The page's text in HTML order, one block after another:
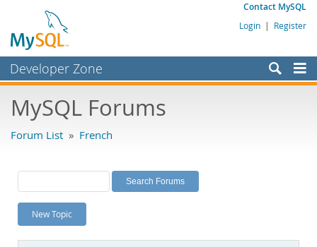
Contact MySQL
Login | Register
Developer Zone
Bugs
Labs
Planet MySQL
News and Events
MySQL Forums
Forum List » French
New Topic